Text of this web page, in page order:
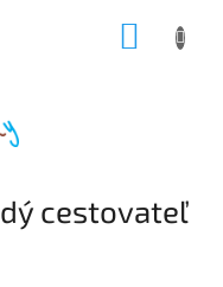
cestovateľ